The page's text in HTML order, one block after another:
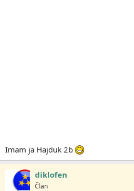
Imam ja Hajduk 2b
diklofen
Član